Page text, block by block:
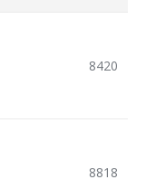
8420
8818